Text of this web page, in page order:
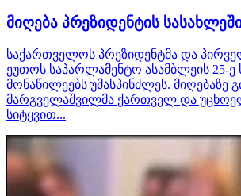
მიღება პრეზიდენტის
საქართველოს პრეზიდენტმა და
ეუთოს საპარლამენტო ასამბლეის 25-ე
მონაწილეებს უმასპინძლეს. მიღებაზე
მარგველაშვილმა ქართველ და
სიტყვით...